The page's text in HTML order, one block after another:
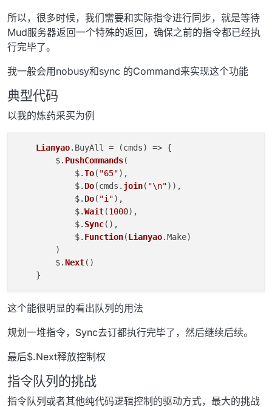
所以，很多时候，我们需要和实际指令进行同步，就是等待
Mud服务器返回一个特殊的返回，确保之前的指令都已经执
行完毕了。
我一般会用nobusy和sync 的Command来实现这个功能
典型代码
以我的炼药采买为例
Lianyao. BuyAll = (cmds) => {
        $.
PushCommands(
            $.
To( "65"),
            $.
Do(cmds. join( "\n")),
            $.
Do( "i"),
            $.
Wait(1000),
            $.
Sync(),
            $.
Function(Lianyao.Make)
        )
        $.
Next()
这个能很明显的看出队列的用法
规划一堆指令，Sync去订都执行完毕了，然后继续后续。
最后$.Next释放控制权
指令队列的挑战
指令队列或者其他纯代码逻辑控制的驱动方式，最大的挑战